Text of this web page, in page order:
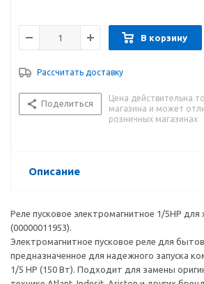
В корзину
Рассчитать доставку
Поделиться
Цена действительна
магазина и может
розничных магазинах
Описание
Реле пусковое электромагнитное 1/5HP для
(00000011953).
Электромагнитное пусковое реле для
предназначенное для надежного запуска
1/5 HP (150 Вт). Подходит для замены